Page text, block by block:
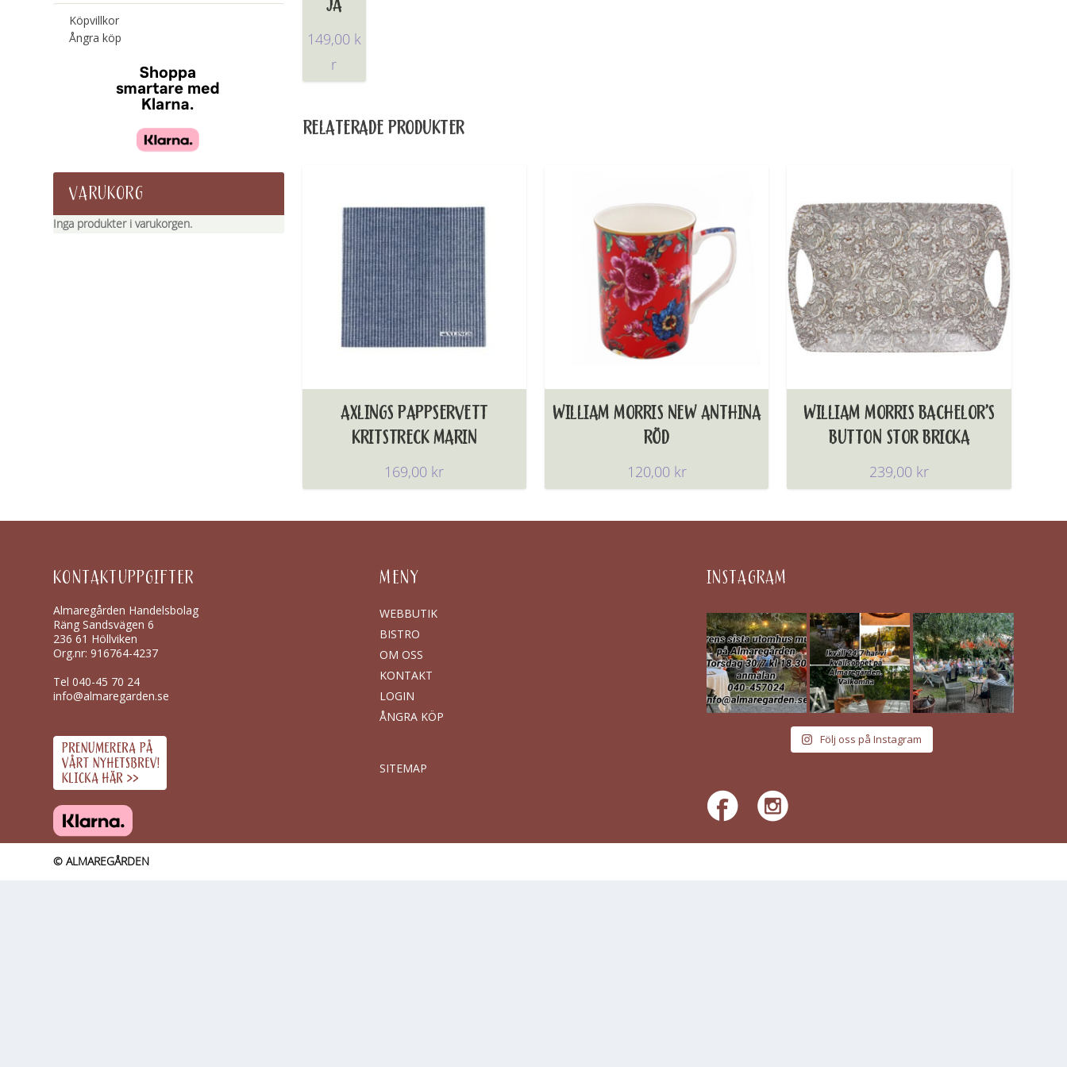
JA
149,00 k
r
RELATERADE PRODUKTER
AXLINGS PAPPSERVETT
KRITSTRECK MARIN
169,00 kr
WILLIAM MORRIS NEW ANTHINA
RÖD
120,00 kr
WILLIAM MORRIS BACHELOR’S
BUTTON STOR BRICKA
239,00 kr
Köpvillkor
Ångra köp
VARUKORG
Inga produkter i varukorgen.
KONTAKTUPPGIFTER
Almaregården Handelsbolag
Räng Sandsvägen 6
236 61 Höllviken
Org.nr: 916764-4237
Tel040-45 70 24
info@almaregarden.se
MENY
WEBBUTIK
BISTRO
OM OSS
KONTAKT
LOGIN
ÅNGRA KÖP
SITEMAP
INSTAGRAM
Följ oss på Instagram
© ALMAREGÅRDEN